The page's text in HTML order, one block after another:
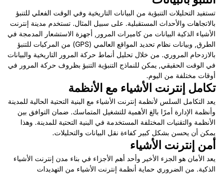
تستفيد التحليلات التنبؤية من البيانات التاريخية وفي الوقت الفعلي للتنبؤ
بالاتجاهات والأحداث المستقبلية. على سبيل المثال. تستخدم مدينة إنترنت
الأشياء الذكية البيانات من كاميرات المرور, أجهزة الاستشعار المدمجة في
الطرق, وبيانات نظام تحديد المواقع العالمي (GPS) من المركبات للتنبؤ
بالازدحام المروري. من خلال تحليل أنماط حركة المرور التاريخية والبيانات
في الوقت الحقيقي, يمكن للنماذج التنبؤية التنبؤ بظروف حركة المرور في
أوقات مختلفة من اليوم.
تكامل إنترنت الأشياء مع الأنظمة
يعد التكامل السلس لأنظمة إنترنت الأشياء مع البنية التحتية الحالية للمدينة
وأنظمة الإدارة أمرًا بالغ الأهمية للتشغيل المتماسك. ضمان التوافق بين
الأنظمة والتقنيات المختلفة المستخدمة في البنية التحتية للمدينة. وهذا
يمكن أن يحسن بشكل كبير كفاءة نقل البيانات والتحليلات.
أمن إنترنت الأشياء
يعد الأمان هو الجزء الأخير وأحد أهم الأجزاء في بناء مدن إنترنت الأشياء
الذكية. من الضروري حماية أنظمة إنترنت الأشياء من التهديدات